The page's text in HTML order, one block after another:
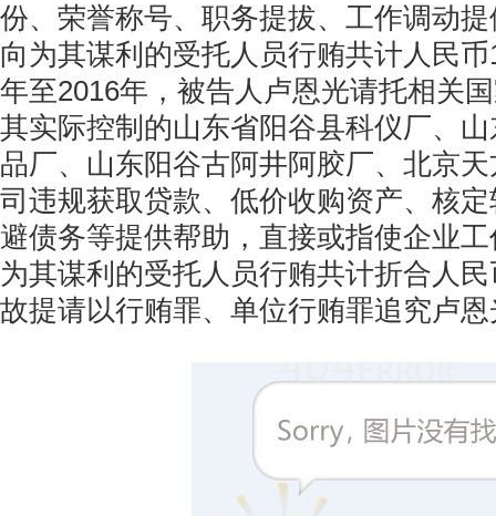
份、荣誉称号、职务提拔、工作调动
向为其谋利的受托人员行贿共计人民
年至2016年，被告人卢恩光请托相关
其实际控制的山东省阳谷县科仪厂、
品厂、山东阳谷古阿井阿胶厂、北京
司违规获取贷款、低价收购资产、核
避债务等提供帮助，直接或指使企业
为其谋利的受托人员行贿共计折合人
故提请以行贿罪、单位行贿罪追究卢